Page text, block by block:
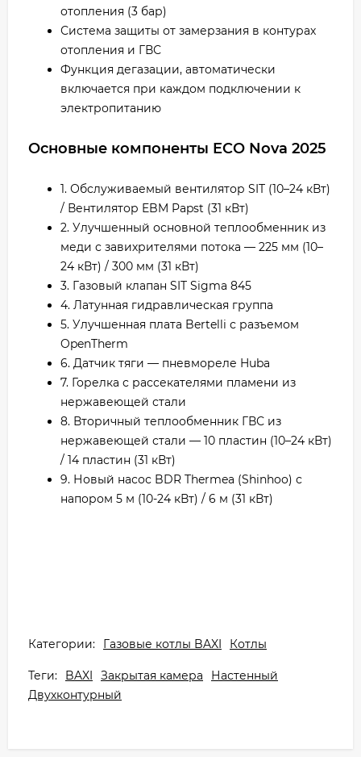
отопления (3 бар)
Система защиты от замерзания в контурах
отопления и ГВС
Функция дегазации, автоматически
включается при каждом подключении к
электропитанию
Основные компоненты ECO Nova 2025
1. Обслуживаемый вентилятор SIT (10–24 кВт)
/ Вентилятор EBM Papst (31 кВт)
2. Улучшенный основной теплообменник из
меди с завихрителями потока — 225 мм (10–
24 кВт) / 300 мм (31 кВт)
3. Газовый клапан SIT Sigma 845
4. Латунная гидравлическая группа
5. Улучшенная плата Bertelli с разъемом
OpenTherm
6. Датчик тяги — пневмореле Huba
7. Горелка с рассекателями пламени из
нержавеющей стали
8. Вторичный теплообменник ГВС из
нержавеющей стали — 10 пластин (10–24 кВт)
/ 14 пластин (31 кВт)
9. Новый насос BDR Thermea (Shinhoo) с
напором 5 м (10-24 кВт) / 6 м (31 кВт)
Категории: Газовые котлы BAXI Котлы
Теги: BAXI Закрытая камера
Настенный
Двухконтурный